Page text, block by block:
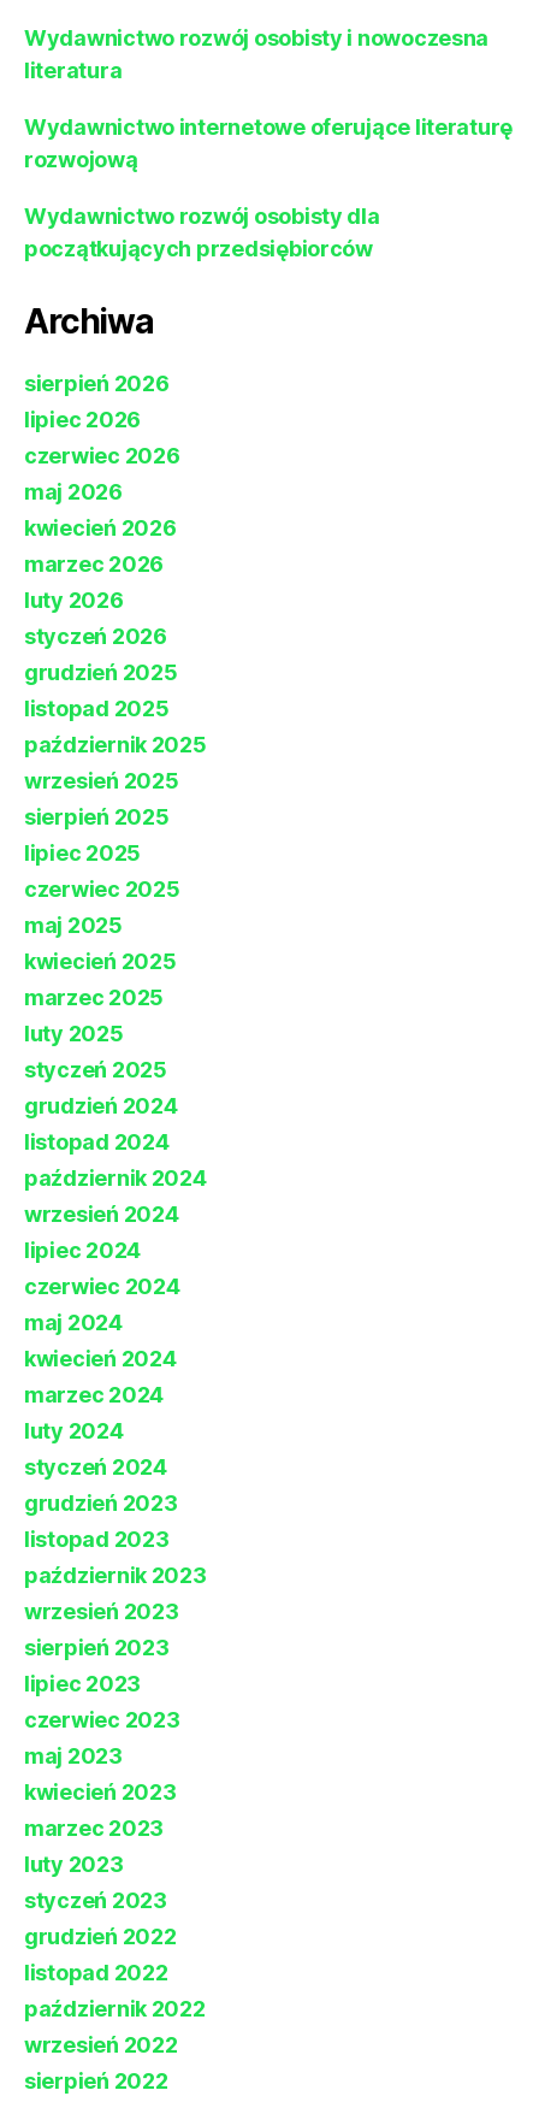
Wydawnictwo rozwój osobisty i nowoczesna
literatura
Wydawnictwo internetowe oferujące literaturę
rozwojową
Wydawnictwo rozwój osobisty dla
początkujących przedsiębiorców
Archiwa
sierpień 2026
lipiec 2026
czerwiec 2026
maj 2026
kwiecień 2026
marzec 2026
luty 2026
styczeń 2026
grudzień 2025
listopad 2025
październik 2025
wrzesień 2025
sierpień 2025
lipiec 2025
czerwiec 2025
maj 2025
kwiecień 2025
marzec 2025
luty 2025
styczeń 2025
grudzień 2024
listopad 2024
październik 2024
wrzesień 2024
lipiec 2024
czerwiec 2024
maj 2024
kwiecień 2024
marzec 2024
luty 2024
styczeń 2024
grudzień 2023
listopad 2023
październik 2023
wrzesień 2023
sierpień 2023
lipiec 2023
czerwiec 2023
maj 2023
kwiecień 2023
marzec 2023
luty 2023
styczeń 2023
grudzień 2022
listopad 2022
październik 2022
wrzesień 2022
sierpień 2022